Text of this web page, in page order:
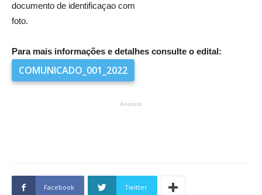
documento de identificaçao com
foto.
Para mais informações e detalhes consulte o edital:
COMUNICADO_001_2022
Anúncio
Facebook Twitter